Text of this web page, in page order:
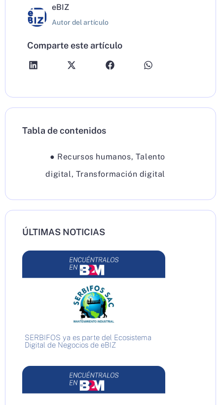
eBIZ
Autor del artículo
Comparte este artículo
Tabla de contenidos
● Recursos humanos, Talento
digital, Transformación digital
ÚLTIMAS NOTICIAS
SERBIFOS ya es parte del Ecosistema
Digital de Negocios de eBIZ